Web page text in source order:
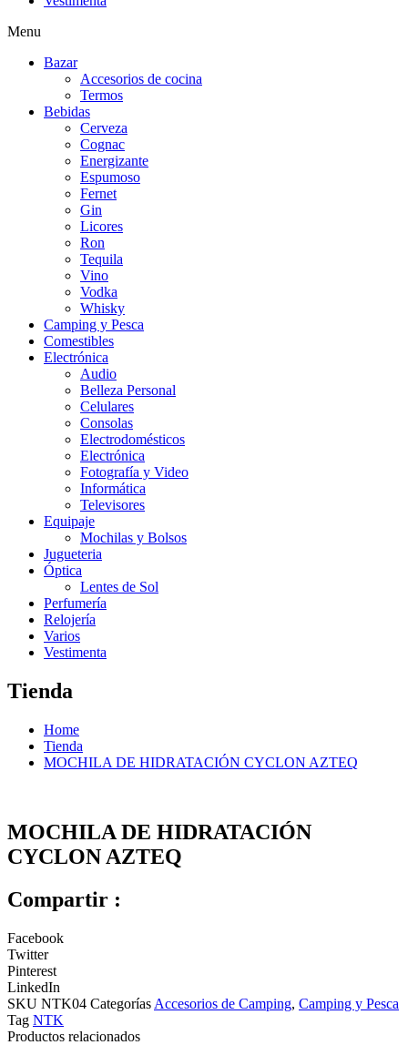
Menu
Bazar
Accesorios de cocina
Termos
Bebidas
Cerveza
Cognac
Energizante
Espumoso
Fernet
Gin
Licores
Ron
Tequila
Vino
Vodka
Whisky
Camping y Pesca
Comestibles
Electrónica
Audio
Belleza Personal
Celulares
Consolas
Electrodomésticos
Electrónica
Fotografía y Video
Informática
Televisores
Equipaje
Mochilas y Bolsos
Jugueteria
Óptica
Lentes de Sol
Perfumería
Relojería
Varios
Vestimenta
Tienda
Home
Tienda
MOCHILA DE HIDRATACIÓN CYCLON AZTEQ
MOCHILA DE HIDRATACIÓN
CYCLON AZTEQ
Compartir :
Facebook
Twitter
Pinterest
LinkedIn
SKU NTK04 Categorías Accesorios de Camping, Camping y Pesca
Tag NTK
Productos relacionados